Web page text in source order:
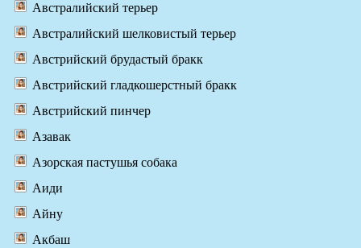
Австралийский терьер
Австралийский шелковистый терьер
Австрийский брудастый бракк
Австрийский гладкошерстный бракк
Австрийский пинчер
Азавак
Азорская пастушья собака
Аиди
Айну
Акбаш